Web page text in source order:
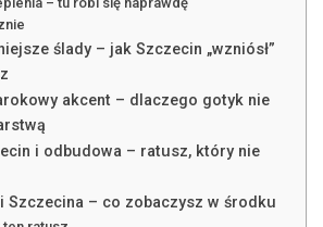
ślady – jak Szczecin „wzniósł”
akcent – dlaczego gotyk nie
i odbudowa – ratusz, który nie
Szczecina – co zobaczysz w środku